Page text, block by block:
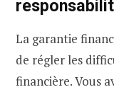
La garantie
de régler les
financière. Vous